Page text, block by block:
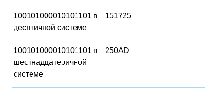
100101000010101101 в
десятичной системе
151725
100101000010101101 в
шестнадцатеричной
системе
250AD